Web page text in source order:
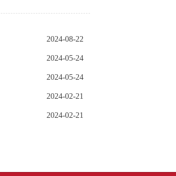
2024-08-22
2024-05-24
2024-05-24
2024-02-21
2024-02-21